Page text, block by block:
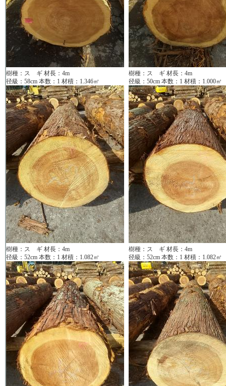
樹種：ス ギ 材長：4m
径級：58cm 本数：1 材積：1.346㎥
樹種：ス ギ 材長：4m
径級：50cm 本数：1 材積：1.000㎥
樹種：ス ギ 材長：4m
径級：52cm 本数：1 材積：1.082㎥
樹種：ス ギ 材長：4m
径級：52cm 本数：1 材積：1.082㎥